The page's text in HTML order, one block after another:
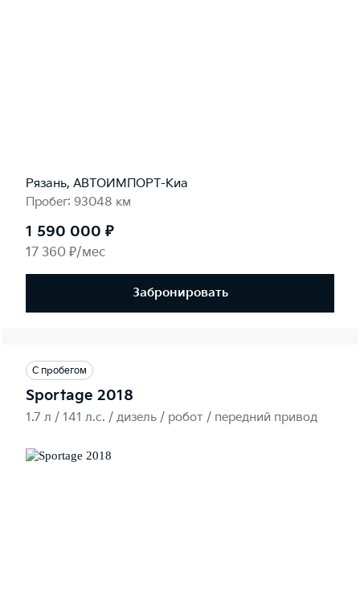
Рязань, АВТОИМПОРТ-Киа
Пробег: 93048 км
1 590 000 ₽
17 360 ₽/мес
Забронировать
С пробегом
Sportage 2018
1.7 л / 141 л.c. / дизель / робот / передний привод